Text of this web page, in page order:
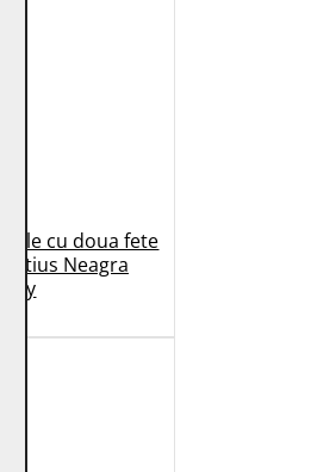
cu doua fete
Neagra